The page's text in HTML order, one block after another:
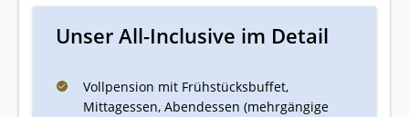
Unser All-Inclusive im Detail
Vollpension mit Frühstücksbuffet,
Mittagessen, Abendessen (mehrgängige